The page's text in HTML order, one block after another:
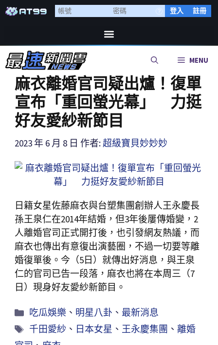
登入 註冊
MENU
麻衣離婚官司疑出爐！復單
宣布「重回螢光幕」 力挺
好友愛紗新節目
2023 年 6 月 8 日 作者: 超級寶貝妙妙妙
日籍女星佐藤麻衣與台塑集團創辦人王永慶長
孫王泉仁在2014年結婚，但3年後屢傳婚變，2
人離婚官司正式開打後，也引發網友熱議，而
麻衣也傳出有意復出演藝圈，不過一切要等離
婚復單後。今（5日）就傳出好消息，與王泉
仁的官司已告一段落，麻衣也將在本周三（7
日）現身好友愛紗新節目。
吃瓜娛樂 、 明星八卦 、最新消息
千田愛紗 、 日本女星 、 王永慶集團 、 離婚